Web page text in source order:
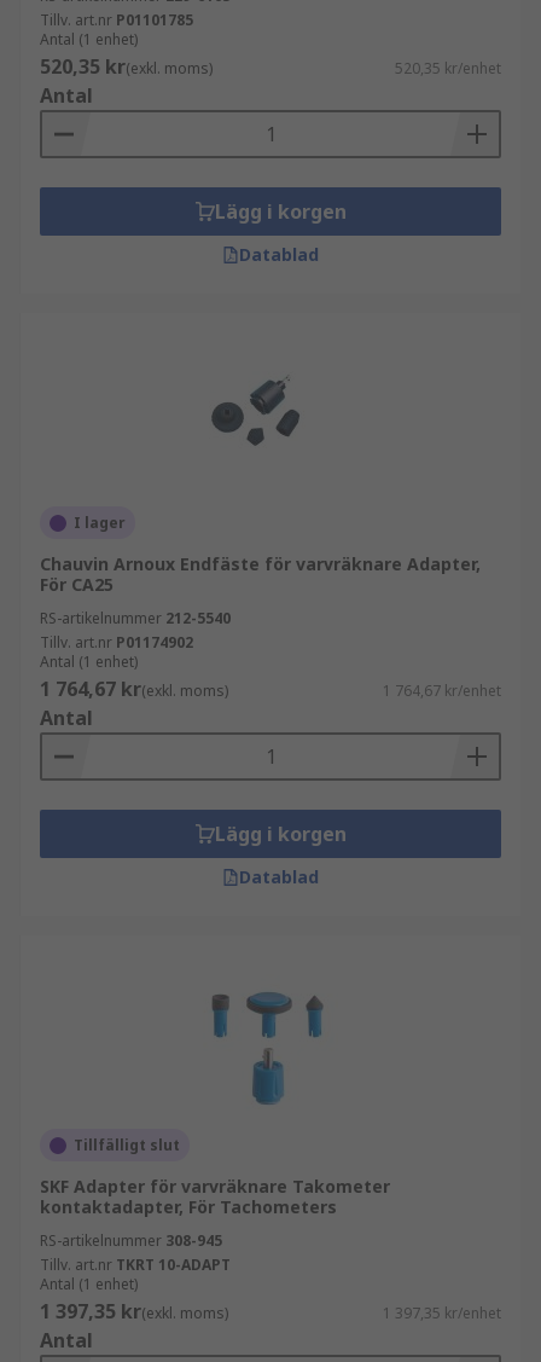
Tillv. art.nr P01101785
Antal (1 enhet)
520,35 kr(exkl. moms) 520,35 kr/enhet
Antal
Lägg i korgen
Datablad
I lager
Chauvin Arnoux Endfäste för varvräknare Adapter,
För CA25
RS-artikelnummer 212-5540
Tillv. art.nr P01174902
Antal (1 enhet)
1 764,67 kr(exkl. moms) 1 764,67 kr/enhet
Antal
Lägg i korgen
Datablad
Tillfälligt slut
SKF Adapter för varvräknare Takometer
kontaktadapter, För Tachometers
RS-artikelnummer 308-945
Tillv. art.nr TKRT 10-ADAPT
Antal (1 enhet)
1 397,35 kr(exkl. moms) 1 397,35 kr/enhet
Antal